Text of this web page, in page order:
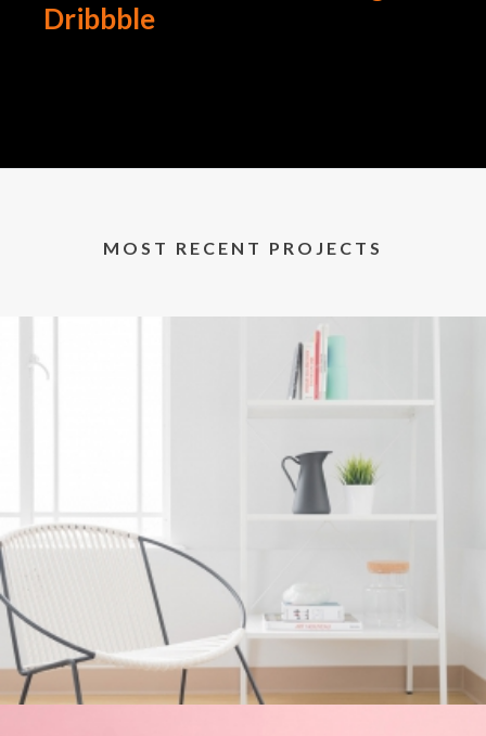
Dribbble
MOST RECENT PROJECTS